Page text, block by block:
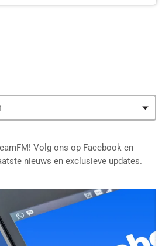
Volg ons op Facebook en
nieuws en exclusieve updates.